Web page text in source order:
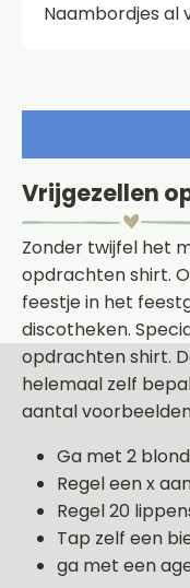
Naambordjes al
Vrijgezellen
Zonder twijfel het
opdrachten shirt.
feestje in het
discotheken.
opdrachten shirt.
helemaal zelf
aantal
Ga met 2
Regel een x
Regel 20
Tap zelf een
ga met een